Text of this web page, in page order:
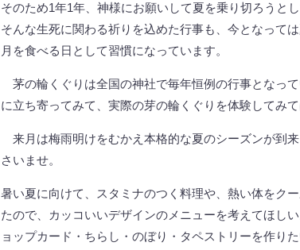
そのため1年1年、神様にお願いして夏を乗り切ろうと
そんな生死に関わる祈りを込めた行事も、今となって
月を食べる日として習慣になっています。
茅の輪くぐりは全国の神社で毎年恒例の行事となっ
に立ち寄ってみて、実際の芽の輪くぐりを体験してみ
来月は梅雨明けをむかえ本格的な夏のシーズンが到
さいませ。
暑い夏に向けて、スタミナのつく料理や、熱い体をク
たので、カッコいいデザインのメニューを考えてほし
ョップカード・ちらし・のぼり・タペストリーを作り